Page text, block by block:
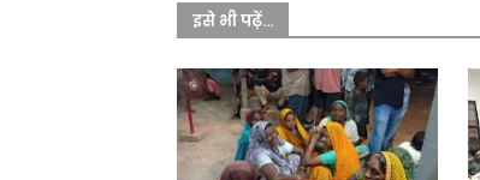
इसे भी पढ़ें...